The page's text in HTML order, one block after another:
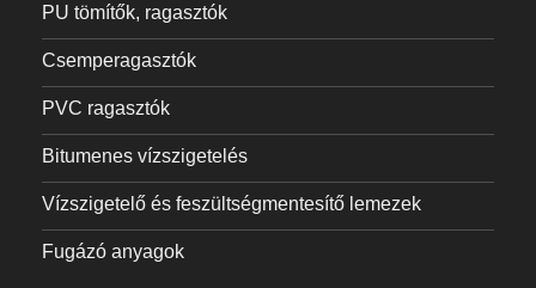
PU tömítők, ragasztók
Csemperagasztók
PVC ragasztók
Bitumenes vízszigetelés
Vízszigetelő és feszültségmentesítő lemezek
Fugázó anyagok